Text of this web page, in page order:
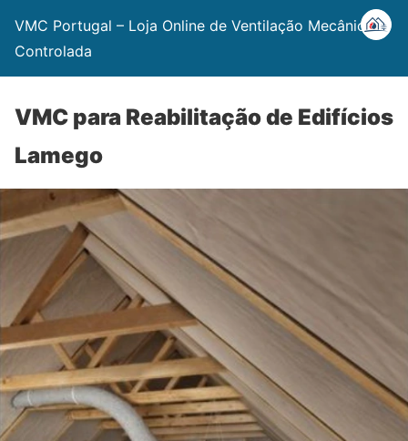
VMC Portugal – Loja Online de Ventilação Mecânica
Controlada
VMC para Reabilitação de Edifícios
Lamego